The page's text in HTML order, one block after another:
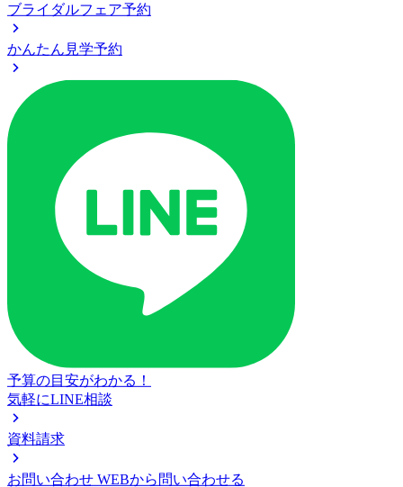
ブライダルフェア予約
かんたん見学予約
予算の目安がわかる！
気軽にLINE相談
資料請求
お問い合わせ WEBから問い合わせる